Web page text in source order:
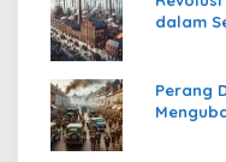
dalam
Perang